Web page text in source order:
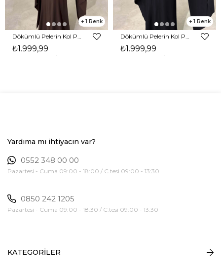
1
Dökümlü Pelerin Kol Pencere Detaylı Maxi Kahverengi Arlev Kadın Elbise 26Y511
₺1.999,99
1
Dökümlü Pelerin Kol Pencere Detaylı Maxi Siyah Arlev Kadın Elbise 26Y511
₺1.999,99
Yardıma mı ihtiyacın var?
0552 348 00 00
Pazartesi - Cuma 09:00 - 18:00 / C.tesi 09:00 - 13:30
0850 242 1205
Pazartesi - Cuma 09:00 - 18:30 / C.tesi 09:00 - 13:30
KATEGORİLER